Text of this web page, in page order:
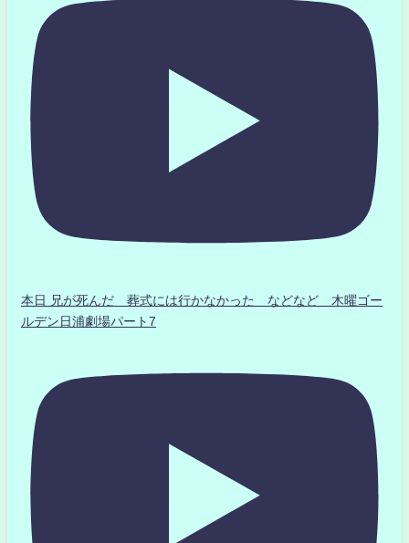
本日 兄が死んだ 葬式には行かなかった などなど 木曜ゴー
ルデン日浦劇場パート7